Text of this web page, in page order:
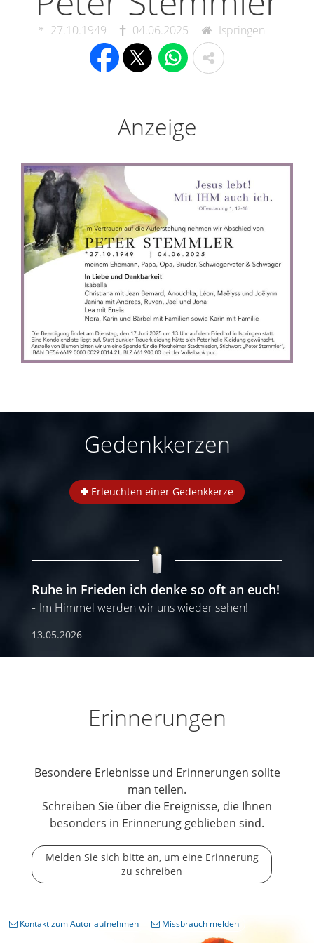
27.10.1949 04.06.2025 Ispringen
Anzeige
Gedenkkerzen
Erleuchten einer Gedenkkerze
Ruhe in Frieden ich denke so oft an euch!
Im Himmel werden wir uns wieder sehen!
13.05.2026
Erinnerungen
Besondere Erlebnisse und Erinnerungen sollte
man teilen.
Schreiben Sie über die Ereignisse, die Ihnen
besonders in Erinnerung geblieben sind.
Melden Sie sich bitte an, um eine Erinnerung
zu schreiben
Kontakt zum Autor aufnehmen Missbrauch melden